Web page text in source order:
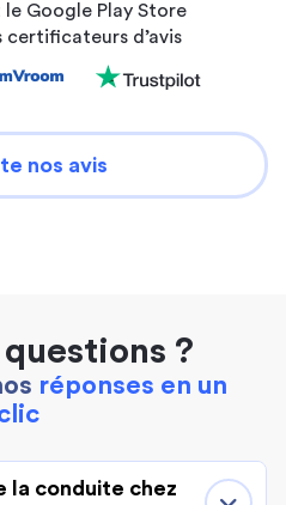
le Google Play Store
certificateurs d’avis
nos avis
questions ?
réponses en un
la conduite chez